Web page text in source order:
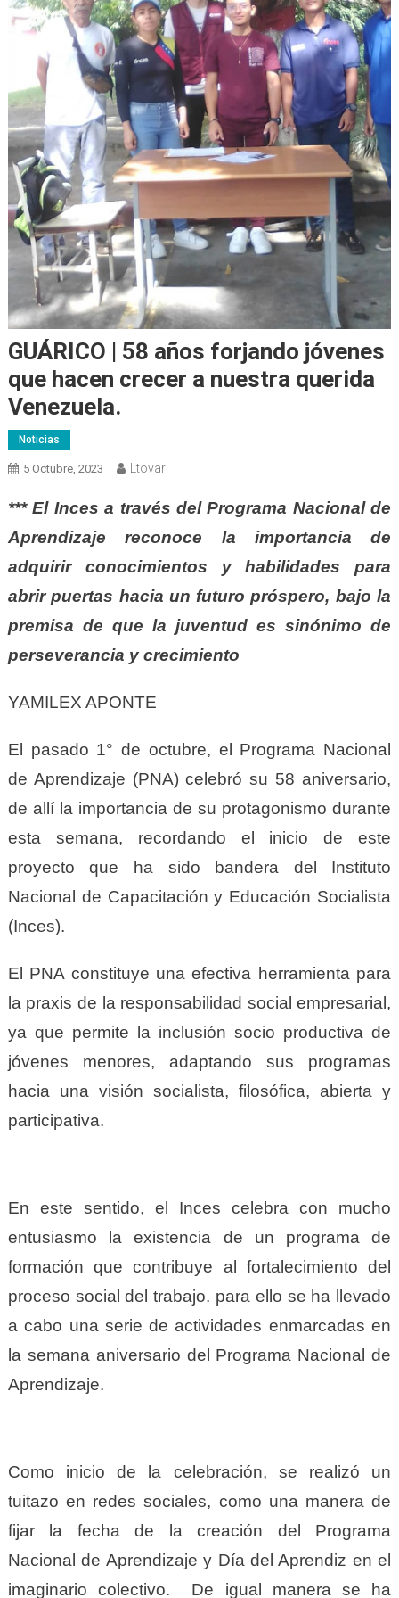
GUÁRICO | 58 años forjando jóvenes
que hacen crecer a nuestra querida
Venezuela.
Noticias
5 Octubre, 2023 Ltovar
*** El Inces a través del Programa Nacional de
Aprendizaje reconoce la importancia de
adquirir conocimientos y habilidades para
abrir puertas hacia un futuro próspero, bajo la
premisa de que la juventud es sinónimo de
perseverancia y crecimiento
YAMILEX APONTE
El pasado 1° de octubre, el Programa Nacional
de Aprendizaje (PNA) celebró su 58 aniversario,
de allí la importancia de su protagonismo durante
esta semana, recordando el inicio de este
proyecto que ha sido bandera del Instituto
Nacional de Capacitación y Educación Socialista
(Inces).
El PNA constituye una efectiva herramienta para
la praxis de la responsabilidad social empresarial,
ya que permite la inclusión socio productiva de
jóvenes menores, adaptando sus programas
hacia una visión socialista, filosófica, abierta y
participativa.
En este sentido, el Inces celebra con mucho
entusiasmo la existencia de un programa de
formación que contribuye al fortalecimiento del
proceso social del trabajo. para ello se ha llevado
a cabo una serie de actividades enmarcadas en
la semana aniversario del Programa Nacional de
Aprendizaje.
Como inicio de la celebración, se realizó un
tuitazo en redes sociales, como una manera de
fijar la fecha de la creación del Programa
Nacional de Aprendizaje y Día del Aprendiz en el
imaginario colectivo. De igual manera se ha